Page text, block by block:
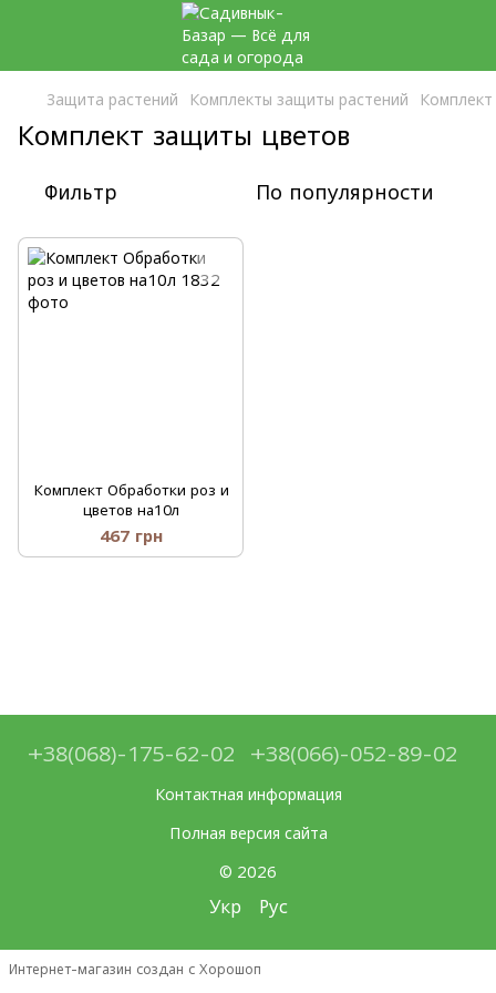
Защита растений Комплекты защиты растений
Комплект защиты цветов
Фильтр По популярности
Комплект Обработки роз и
цветов на10л
467 грн
+38(068)-175-62-02 +38(066)-052-89-02
Контактная информация
Полная версия сайта
© 2026
Укр Рус
Интернет-магазин создан с Хорошоп